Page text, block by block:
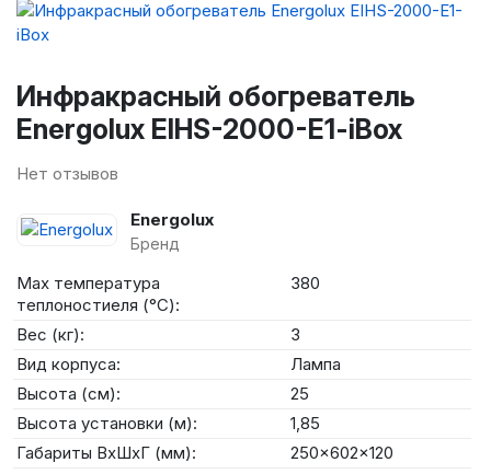
Инфракрасный обогреватель
Energolux EIHS-2000-E1-iBox
Нет отзывов
Energolux
Бренд
Max температура
теплоностиеля (°C):
380
Вес (кг):
3
Вид корпуса:
Лампа
Высота (см):
25
Высота установки (м):
1,85
Габариты ВхШхГ (мм):
250x602x120